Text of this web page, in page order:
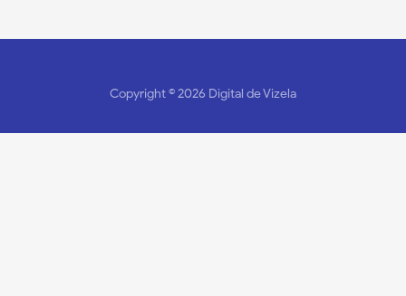
Copyright ©2026 Digital de Vizela